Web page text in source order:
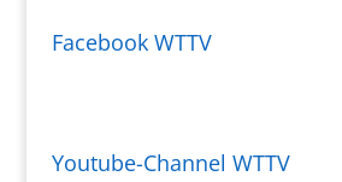
Facebook WTTV
Youtube-Channel WTTV